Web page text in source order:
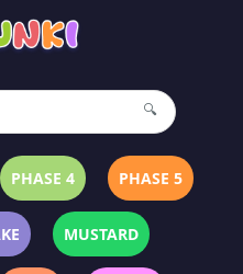
🔍
PHASE 4 PHASE 5
MUSTARD